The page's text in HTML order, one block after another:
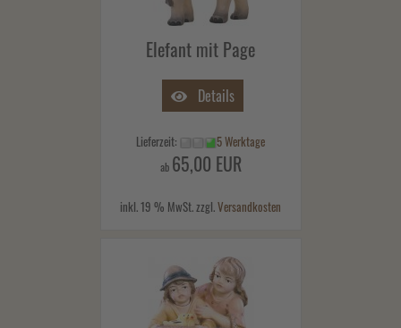
Elefant mit Page
Details
Lieferzeit: 5 Werktage
ab 65,00 EUR
inkl. 19 % MwSt. zzgl.Versandkosten